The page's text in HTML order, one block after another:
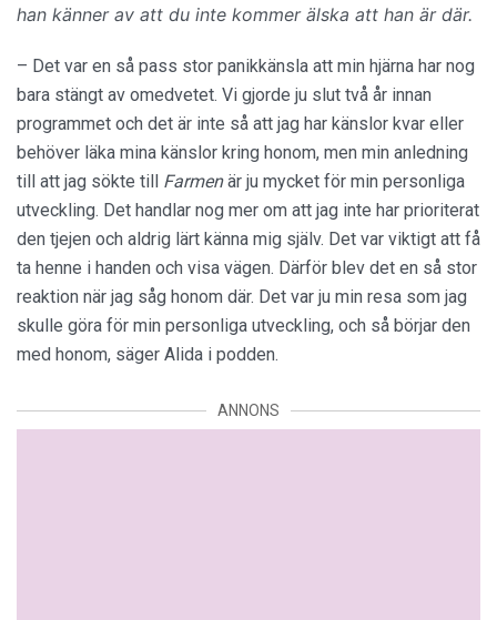
han känner av att du inte kommer älska att han är där.
– Det var en så pass stor panikkänsla att min hjärna har nog
bara stängt av omedvetet. Vi gjorde ju slut två år innan
programmet och det är inte så att jag har känslor kvar eller
behöver läka mina känslor kring honom, men min anledning
till att jag sökte till Farmenär ju mycket för min personliga
utveckling. Det handlar nog mer om att jag inte har prioriterat
den tjejen och aldrig lärt känna mig själv. Det var viktigt att få
ta henne i handen och visa vägen. Därför blev det en så stor
reaktion när jag såg honom där. Det var ju min resa som jag
skulle göra för min personliga utveckling, och så börjar den
med honom, säger Alida i podden.
ANNONS